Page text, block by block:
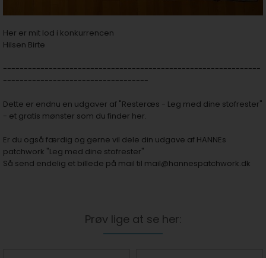
Her er mit lod i konkurrencen
Hilsen Birte
--------------------------------------------------------------
-----------------------------------
Dette er endnu en udgaver af "Resteræs - Leg med dine stofrester"
- et gratis mønster som du finder her.
Er du også færdig og gerne vil dele din udgave af HANNEs
patchwork "Leg med dine stofrester"
Så send endelig et billede på mail til mail@hannespatchwork.dk
Prøv lige at se her: